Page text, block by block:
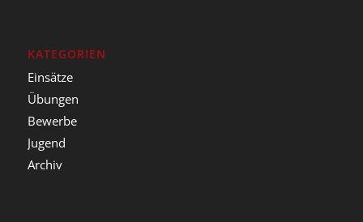
KATEGORIEN
Einsätze
Übungen
Bewerbe
Jugend
Archiv